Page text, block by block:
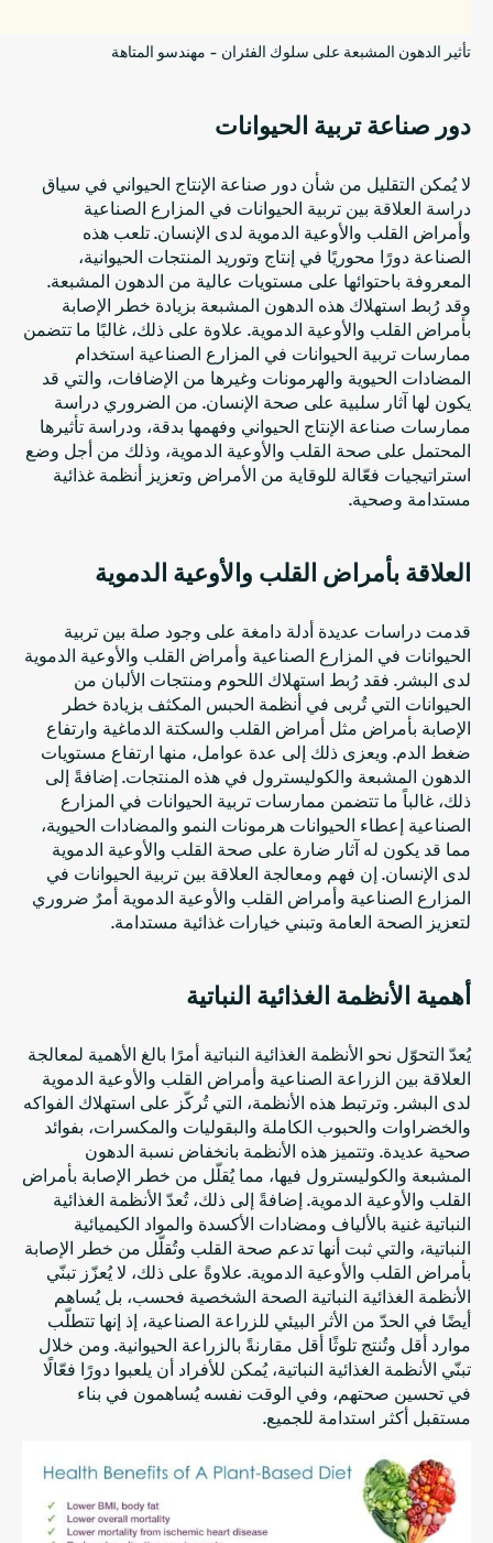
تأثير الدهون المشبعة على سلوك الفئران - مهندسو المتاهة
دور صناعة تربية الحيوانات
لا يُمكن التقليل من شأن دور صناعة الإنتاج الحيواني في سياق
دراسة العلاقة بين تربية الحيوانات في المزارع الصناعية
وأمراض القلب والأوعية الدموية لدى الإنسان. تلعب هذه
الصناعة دورًا محوريًا في إنتاج وتوريد المنتجات الحيوانية،
المعروفة باحتوائها على مستويات عالية من الدهون المشبعة.
وقد رُبط استهلاك هذه الدهون المشبعة بزيادة خطر الإصابة
بأمراض القلب والأوعية الدموية. علاوة على ذلك، غالبًا ما تتضمن
ممارسات تربية الحيوانات في المزارع الصناعية استخدام
المضادات الحيوية والهرمونات وغيرها من الإضافات، والتي قد
يكون لها آثار سلبية على صحة الإنسان. من الضروري دراسة
ممارسات صناعة الإنتاج الحيواني وفهمها بدقة، ودراسة تأثيرها
المحتمل على صحة القلب والأوعية الدموية، وذلك من أجل وضع
استراتيجيات فعّالة للوقاية من الأمراض وتعزيز أنظمة غذائية
مستدامة وصحية.
العلاقة بأمراض القلب والأوعية الدموية
قدمت دراسات عديدة أدلة دامغة على وجود صلة بين تربية
الحيوانات في المزارع الصناعية وأمراض القلب والأوعية الدموية
لدى البشر. فقد رُبط استهلاك اللحوم ومنتجات الألبان من
الحيوانات التي تُربى في أنظمة الحبس المكثف بزيادة خطر
الإصابة بأمراض مثل أمراض القلب والسكتة الدماغية وارتفاع
ضغط الدم. ويعزى ذلك إلى عدة عوامل، منها ارتفاع مستويات
الدهون المشبعة والكوليسترول في هذه المنتجات. إضافةً إلى
ذلك، غالباً ما تتضمن ممارسات تربية الحيوانات في المزارع
الصناعية إعطاء الحيوانات هرمونات النمو والمضادات الحيوية،
مما قد يكون له آثار ضارة على صحة القلب والأوعية الدموية
لدى الإنسان. إن فهم ومعالجة العلاقة بين تربية الحيوانات في
المزارع الصناعية وأمراض القلب والأوعية الدموية أمرٌ ضروري
لتعزيز الصحة العامة وتبني خيارات غذائية مستدامة.
أهمية الأنظمة الغذائية النباتية
يُعدّ التحوّل نحو الأنظمة الغذائية النباتية أمرًا بالغ الأهمية لمعالجة
العلاقة بين الزراعة الصناعية وأمراض القلب والأوعية الدموية
لدى البشر. وترتبط هذه الأنظمة، التي تُركّز على استهلاك الفواكه
والخضراوات والحبوب الكاملة والبقوليات والمكسرات، بفوائد
صحية عديدة. وتتميز هذه الأنظمة بانخفاض نسبة الدهون
المشبعة والكوليسترول فيها، مما يُقلّل من خطر الإصابة بأمراض
القلب والأوعية الدموية. إضافةً إلى ذلك، تُعدّ الأنظمة الغذائية
النباتية غنية بالألياف ومضادات الأكسدة والمواد الكيميائية
النباتية، والتي ثبت أنها تدعم صحة القلب وتُقلّل من خطر الإصابة
بأمراض القلب والأوعية الدموية. علاوةً على ذلك، لا يُعزّز تبنّي
الأنظمة الغذائية النباتية الصحة الشخصية فحسب، بل يُساهم
أيضًا في الحدّ من الأثر البيئي للزراعة الصناعية، إذ إنها تتطلّب
موارد أقل وتُنتج تلوثًا أقل مقارنةً بالزراعة الحيوانية. ومن خلال
تبنّي الأنظمة الغذائية النباتية، يُمكن للأفراد أن يلعبوا دورًا فعّالًا
في تحسين صحتهم، وفي الوقت نفسه يُساهمون في بناء
مستقبل أكثر استدامة للجميع.